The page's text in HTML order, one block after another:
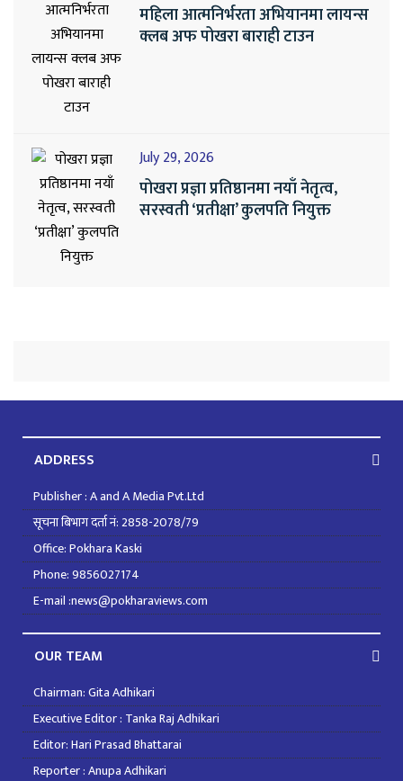
महिला आत्मनिर्भरता अभियानमा लायन्स
क्लब अफ पोखरा बाराही टाउन
July 29, 2026
पोखरा प्रज्ञा प्रतिष्ठानमा नयाँ नेतृत्व,
सरस्वती ‘प्रतीक्षा’ कुलपति नियुक्त
ADDRESS
Publisher : A and A Media Pvt.Ltd
सूचना बिभाग दर्ता नं: 2858-2078/79
Office: Pokhara Kaski
Phone: 9856027174
E-mail :news@pokharaviews.com
OUR TEAM
Chairman: Gita Adhikari
Executive Editor : Tanka Raj Adhikari
Editor: Hari Prasad Bhattarai
Reporter : Anupa Adhikari